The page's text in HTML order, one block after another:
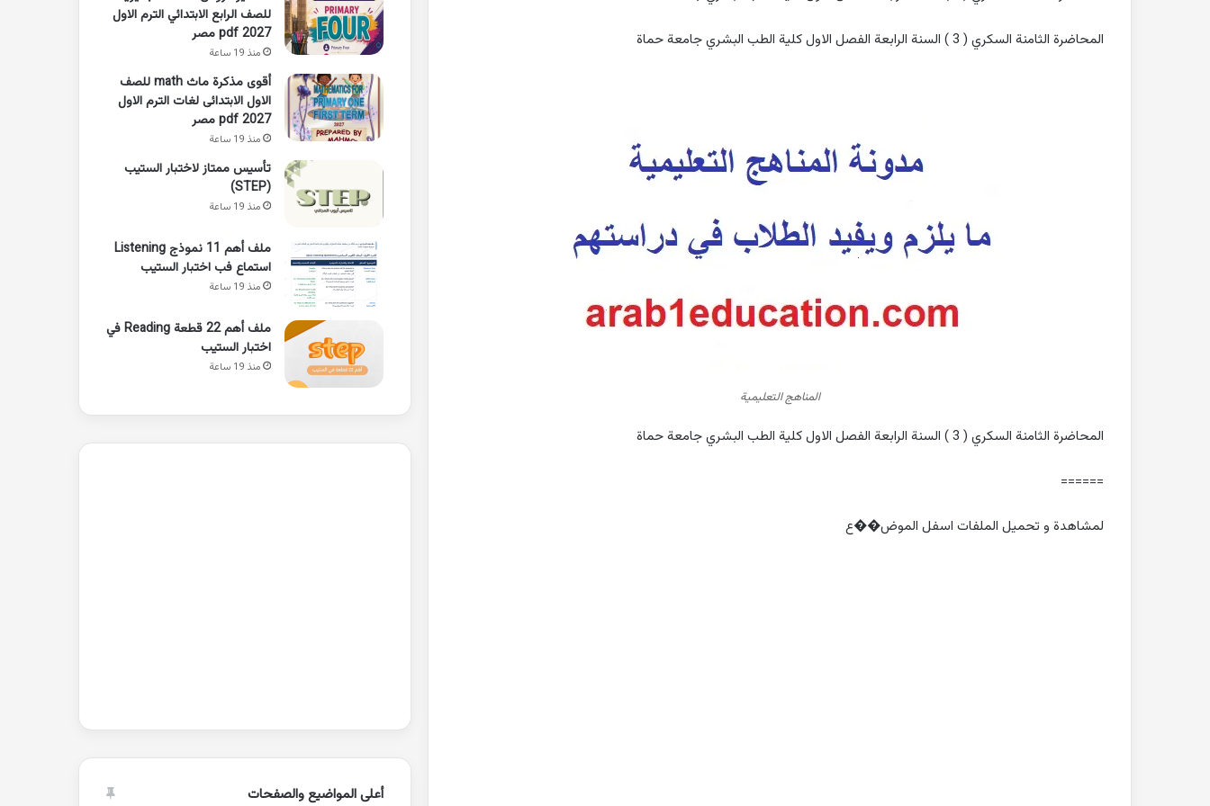
المحاضرة الثامنة السكري ( 3 ) السنة الرابعة الفصل الاول كلية الطب البشري جامعة حماة
المناهج التعليمية
المحاضرة الثامنة السكري ( 3 ) السنة الرابعة الفصل الاول كلية الطب البشري جامعة حماة
======
لمشاهدة و تحميل الملفات اسفل الموض��ع
للصف الرابع الابتدائي الترم الاول
2027 pdf مصر
منذ 19 ساعة
أقوى مذكرة ماث math للصف
الاول الابتدائى لغات الترم الاول
pdf 2027 مصر
منذ 19 ساعة
تأسيس ممتاز لاختبار الستيب
(STEP)
منذ 19 ساعة
ملف أهم 11 نموذج Listening
استماع فب اختبار الستيب
منذ 19 ساعة
ملف أهم 22 قطعة Reading في
اختبار الستيب
منذ 19 ساعة
أعلى المواضيع والصفحات